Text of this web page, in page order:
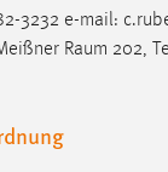
3232 e-mail:
Raum 202,